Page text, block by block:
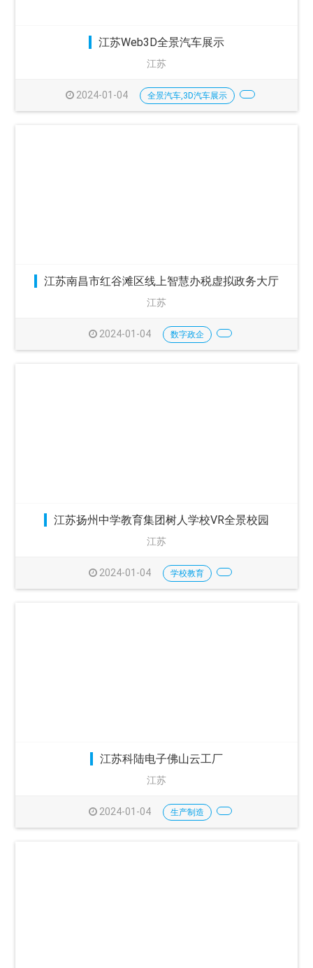
江苏Web3D全景汽车展示
江苏
2024-01-04 全景汽车,3D汽车展示
江苏南昌市红谷滩区线上智慧办税虚拟政务大厅
江苏
2024-01-04 数字政企
江苏扬州中学教育集团树人学校VR全景校园
江苏
2024-01-04 学校教育
江苏科陆电子佛山云工厂
江苏
2024-01-04 生产制造